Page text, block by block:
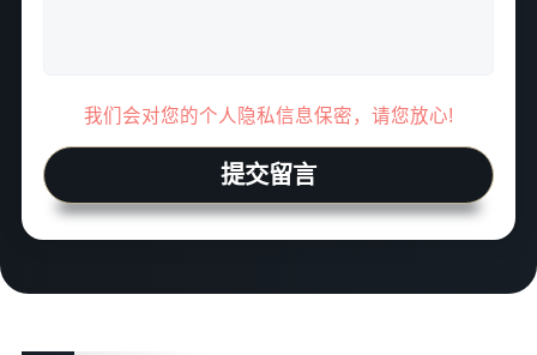
我们会对您的个人隐私信息保密，请您放心!
提交留言